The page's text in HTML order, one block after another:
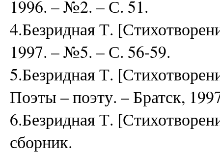
1996. – №2. – С. 51.
4.Безридная Т.
1997. – №5. – С. 56-59.
5.Безридная Т.
Поэты – поэту. – Братск,
6.Безридная Т.
сборник.